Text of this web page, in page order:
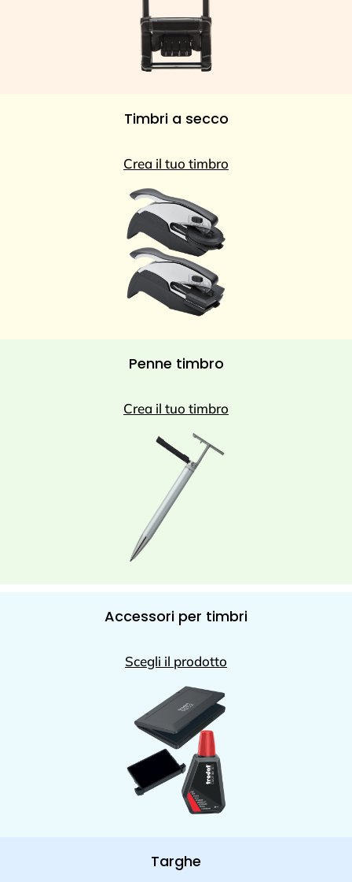
Timbri a secco
Crea il tuo timbro
Penne timbro
Crea il tuo timbro
Accessori per timbri
Scegli il prodotto
Targhe